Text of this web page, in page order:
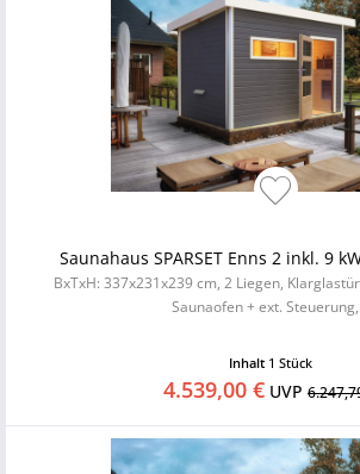
Saunahaus SPARSET Enns 2 inkl. 9
BxTxH: 337x231x239 cm, 2 Liegen,
Saunaofen + ext.
Inhalt 1 Stück
4.539,00 € UVP